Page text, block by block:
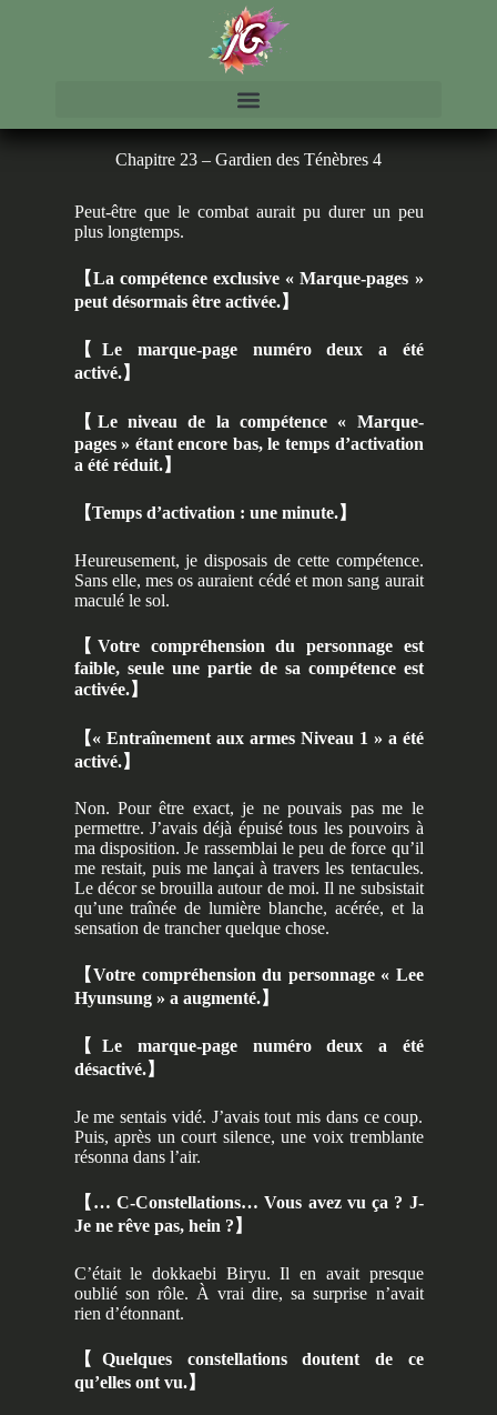
Chapitre 23 – Gardien des Ténèbres 4
Peut-être que le combat aurait pu durer un peu
plus longtemps.
【La compétence exclusive « Marque-pages »
peut désormais être activée.】
【Le marque-page numéro deux a été
activé.】
【 Le niveau de la compétence « Marque-
pages » étant encore bas, le temps d’activation
a été réduit.】
【Temps d’activation : une minute.】
Heureusement, je disposais de cette compétence.
Sans elle, mes os auraient cédé et mon sang aurait
maculé le sol.
【Votre compréhension du personnage est
faible, seule une partie de sa compétence est
activée.】
【« Entraînement aux armes Niveau 1 » a été
activé.】
Non. Pour être exact, je ne pouvais pas me le
permettre. J’avais déjà épuisé tous les pouvoirs à
ma disposition. Je rassemblai le peu de force qu’il
me restait, puis me lançai à travers les tentacules.
Le décor se brouilla autour de moi. Il ne subsistait
qu’une traînée de lumière blanche, acérée, et la
sensation de trancher quelque chose.
【Votre compréhension du personnage « Lee
Hyunsung » a augmenté.】
【Le marque-page numéro deux a été
désactivé.】
Je me sentais vidé. J’avais tout mis dans ce coup.
Puis, après un court silence, une voix tremblante
résonna dans l’air.
【… C-Constellations… Vous avez vu ça ? J-
Je ne rêve pas, hein ? 】
C’était le dokkaebi Biryu. Il en avait presque
oublié son rôle. À vrai dire, sa surprise n’avait
rien d’étonnant.
【Quelques constellations doutent de ce
qu’elles ont vu.】